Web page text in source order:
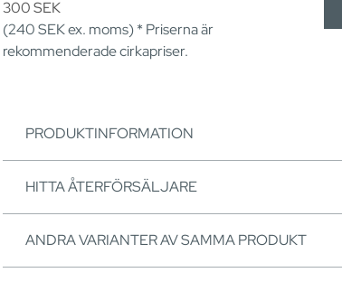
300SEK
(240SEKex. moms) * Priserna är
rekommenderade cirkapriser.
PRODUKTINFORMATION
HITTA ÅTERFÖRSÄLJARE
ANDRA VARIANTER AV SAMMA PRODUKT